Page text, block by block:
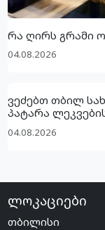
რა ღირს გრამი
04.08.2026
ვეძებთ თბილ
პატარა
04.08.2026
ლოკაციები
თბილისი